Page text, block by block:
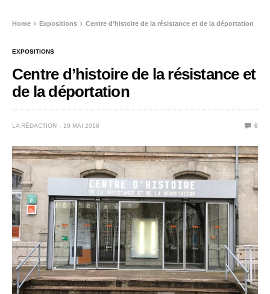
Home Expositions Centre d’histoire de la résistance et de la déportation
EXPOSITIONS
Centre d’histoire de la résistance et
de la déportation
LA RÉDACTION 19 MAI 2018 0